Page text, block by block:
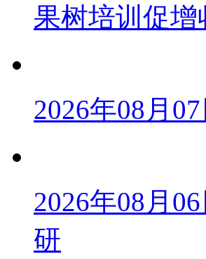
果树培训促增
2026年08月
2026年08月
研